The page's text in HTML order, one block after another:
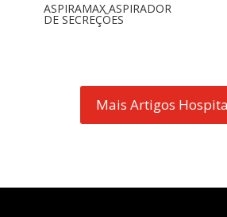
ASPIRAMAX ASPIRADOR
DE SECREÇÕES
Mais Artigos